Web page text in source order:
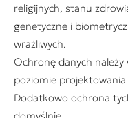
religijnych, stanu
genetyczne i
wrażliwych.
Ochronę danych należy
poziomie
Dodatkowo ochrona